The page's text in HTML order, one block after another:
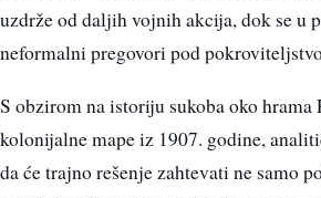
uzdrže od daljih vojnih akcija, dok se u
neformalni pregovori pod
S obzirom na istoriju sukoba oko hrama
kolonijalne mape iz 1907. godine,
da će trajno rešenje zahtevati ne samo